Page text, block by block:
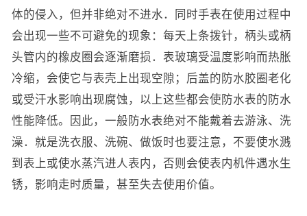
体的侵入，但并非绝对不进水．同时手表在使用过程中
会出现一些不可避免的现象：每天上条拨针，柄头或柄
头管内的橡皮圈会逐渐磨损．表玻璃受温度影响而热胀
冷缩，会使它与表壳上出现空隙；后盖的防水胶圈老化
或受汗水影响出现腐蚀，以上这些都会使防水表的防水
性能降低。因此，一般防水表绝对不能戴着去游泳、洗
澡．就是洗衣服、洗碗、做饭时也要注意，不要使水溅
到表上或使水蒸汽进人表内，否则会使表内机件遇水生
锈，影响走时质量，甚至失去使用价值。